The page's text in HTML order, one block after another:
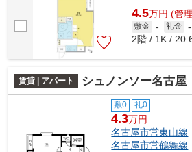
4.5万円 (管
敷金 - 礼金 -
2階 / 1K /
賃貸 | アパート シュノンソー名古屋
敷0 礼0
4.3万円
名古屋市営東山線
名古屋市営鶴舞線